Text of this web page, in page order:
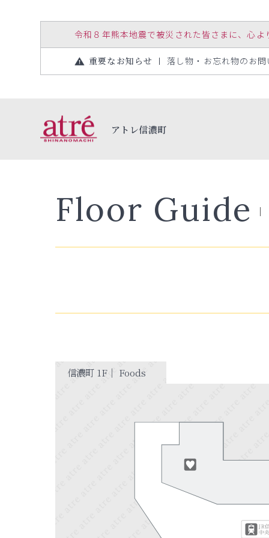
令和８年熊本地震で被災された皆さまに、心
重要なお知らせ 落し物・お忘れ物のお
アトレ信濃町
Floor Guide
信濃町 1F｜ Foods